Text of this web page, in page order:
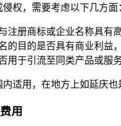
权，需要考虑以下几方面
注册商标或企业名称具有
的目的是否具有商业利益
用于引流至同类产品或服
适用，在地方上如延庆
用